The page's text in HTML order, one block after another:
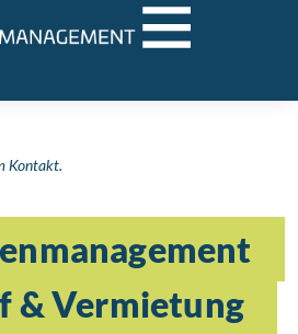
Kontakt.
& Vermietung